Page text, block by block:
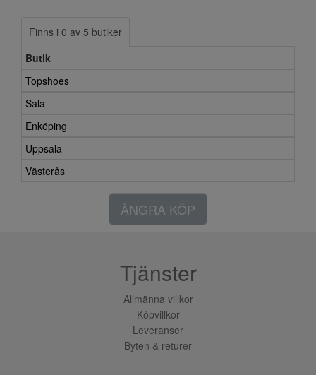
Finns i 0 av 5 butiker
Butik
Topshoes
Sala
Enköping
Uppsala
Västerås
ÅNGRA KÖP
Tjänster
Allmänna villkor
Köpvillkor
Leveranser
Byten & returer